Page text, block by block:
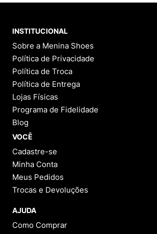
INSTITUCIONAL
Sobre a Menina Shoes
Política de Privacidade
Política de Troca
Política de Entrega
Lojas Físicas
Programa de Fidelidade
Blog
VOCÊ
Cadastre-se
Minha Conta
Meus Pedidos
Trocas e Devoluções
AJUDA
Como Comprar